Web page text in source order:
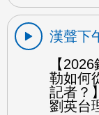
漢聲下
【
勒如何
記者？
劉英台